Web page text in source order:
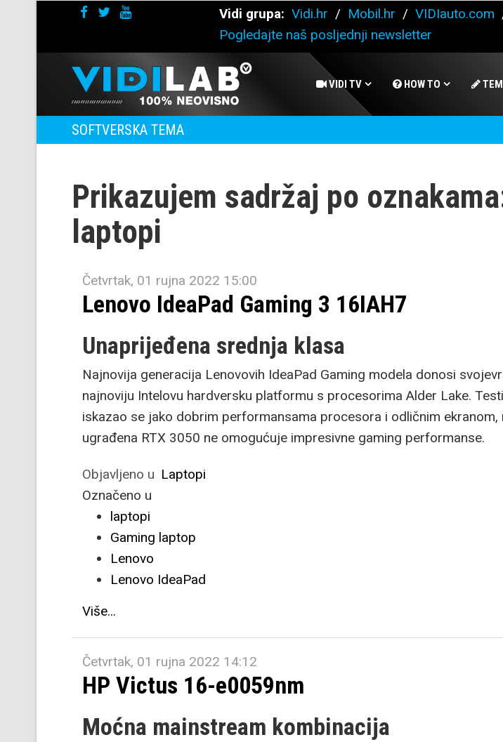
Vidi grupa: Vidi.hr / Mobil.hr / VIDIauto.com
Pogledajte naš posljednji newsletter
VIDI TV HOW TO
SOFTVERSKA TEMA
Prikazujem sadržaj po
laptopi
Četvrtak, 01 rujna 2022 15:00
Lenovo IdeaPad Gaming 3 16IAH7
Unaprijeđena srednja klasa
Najnovija generacija Lenovovih IdeaPad Gaming modela donosi
najnoviju Intelovu hardversku platformu s procesorima Alder Lake.
iskazao se jako dobrim performansama procesora i odličnim ekranom,
ugrađena RTX 3050 ne omogućuje impresivne gaming performanse.
Objavljeno u Laptopi
Označeno u
laptopi
Gaming laptop
Lenovo
Lenovo IdeaPad
Više...
Četvrtak, 01 rujna 2022 14:12
HP Victus 16-e0059nm
Moćna mainstream kombinacija